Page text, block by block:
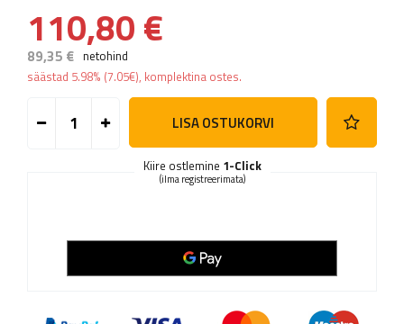
110,80 €
89,35 € netohind
säästad 5.98% (7.05€), komplektina ostes.
LISA OSTUKORVI
Kiire ostlemine 1-Click
(ilma registreerimata)